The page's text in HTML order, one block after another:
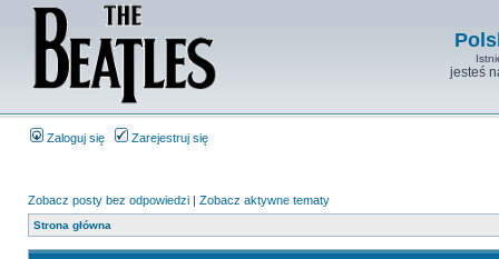
jesteś
Zaloguj się Zarejestruj się
Zobacz posty bez odpowiedzi | Zobacz aktywne tematy
Strona główna